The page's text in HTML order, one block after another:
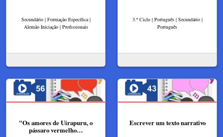
Secundário | Formação Específica |
Alemão Iniciação | Profissionais
3.º Ciclo | Português | Secundário |
Português
"Os amores de Uirapuru, o
pássaro vermelho…
Escrever um texto narrativo